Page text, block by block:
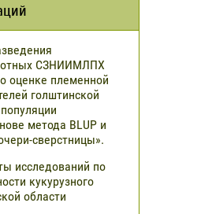
СЗНИИМЛПХ
оценке племенной
голштинской
метода BLUP и
сверстницы».
исследований по
кукурузного
области